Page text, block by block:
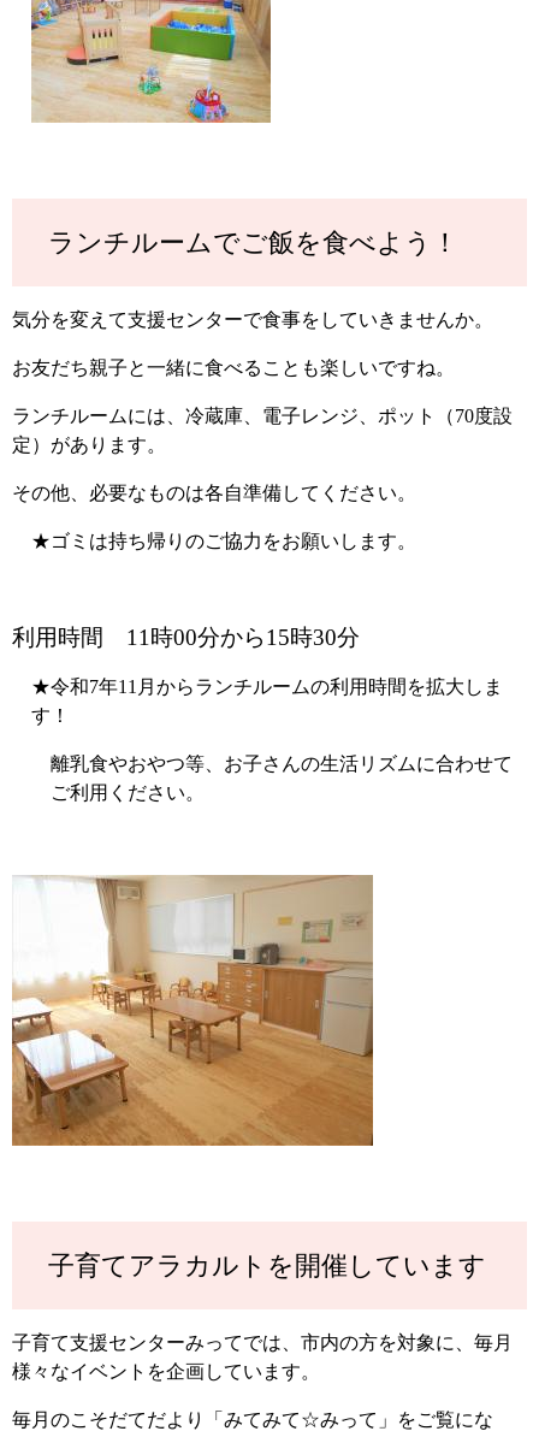
ランチルームでご飯を食べよう！
気分を変えて支援センターで食事をしていきませんか。
お友だち親子と一緒に食べることも楽しいですね。
ランチルームには、冷蔵庫、電子レンジ、ポット（70度設
定）があります。
その他、必要なものは各自準備してください。
★ゴミは持ち帰りのご協力をお願いします。
利用時間 11時00分から15時30分
★令和7年11月からランチルームの利用時間を拡大しま
す！
離乳食やおやつ等、お子さんの生活リズムに合わせて
ご利用ください。
子育てアラカルトを開催しています
子育て支援センターみってでは、市内の方を対象に、毎月
様々なイベントを企画しています。
毎月のこそだてだより「みてみて☆みって」をご覧にな